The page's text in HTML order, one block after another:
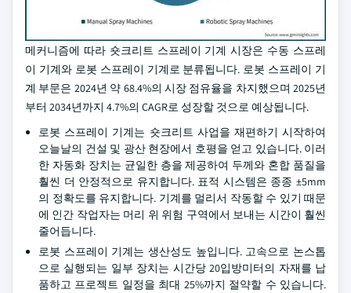
메커니즘에 따라 숏크리트 스프레이 기계 시장은 수동 스프레
이 기계와 로봇 스프레이 기계로 분류됩니다. 로봇 스프레이 기
계 부문은 2024년 약 68.4%의 시장 점유율을 차지했으며 2025년
부터 2034년까지 4.7%의 CAGR로 성장할 것으로 예상됩니다.
로봇 스프레이 기계는 숏크리트 사업을 재편하기 시작하여
오늘날의 건설 및 광산 현장에서 호평을 얻고 있습니다. 이러
한 자동화 장치는 균일한 층을 제공하여 두께와 혼합 품질을
훨씬 더 안정적으로 유지합니다. 표적 시스템은 종종 ±5mm
의 정확도를 유지합니다. 기계를 멀리서 작동할 수 있기 때문
에 인간 작업자는 머리 위 위험 구역에서 보내는 시간이 훨씬
줄어듭니다.
로봇 스프레이 기계는 생산성도 높입니다. 고속으로 논스톱
으로 실행되는 일부 장치는 시간당 20입방미터의 자재를 납
품하고 프로젝트 일정을 최대 25%까지 절약할 수 있습니다.